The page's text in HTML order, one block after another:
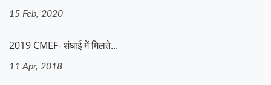
15 Feb, 2020
2019 CMEF- शंघाई में मिलते...
11 Apr, 2018